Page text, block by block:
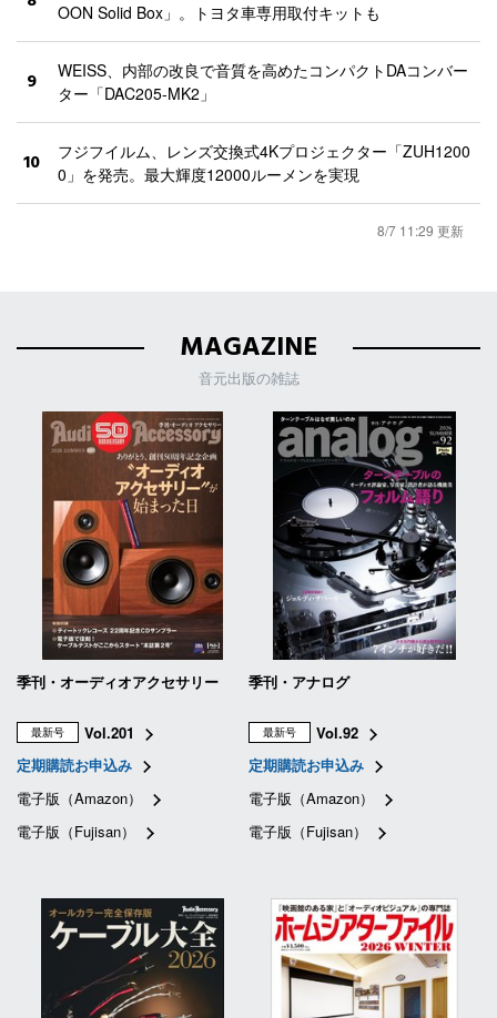
OON Solid Box」。トヨタ車専用取付キットも
9
WEISS、内部の改良で音質を高めたコンパクトDAコンバー
ター「DAC205-MK2」
10
フジフイルム、レンズ交換式4Kプロジェクター「ZUH1200
0」を発売。最大輝度12000ルーメンを実現
8/7 11:29 更新
MAGAZINE
音元出版の雑誌
季刊・オーディオアクセサリー
最新号
Vol.201
定期購読お申込み
電子版（Amazon）
電子版（Fujisan）
季刊・アナログ
最新号
Vol.92
定期購読お申込み
電子版（Amazon）
電子版（Fujisan）